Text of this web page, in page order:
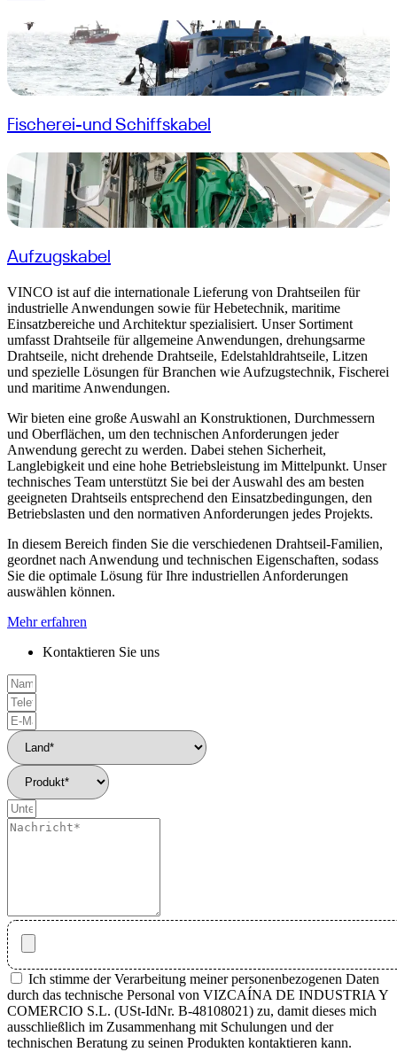
Fischerei-und Schiffskabel
Aufzugskabel
VINCO ist auf die internationale Lieferung von Drahtseilen für
industrielle Anwendungen sowie für Hebetechnik, maritime
Einsatzbereiche und Architektur spezialisiert. Unser Sortiment
umfasst Drahtseile für allgemeine Anwendungen, drehungsarme
Drahtseile, nicht drehende Drahtseile, Edelstahldrahtseile, Litzen
und spezielle Lösungen für Branchen wie Aufzugstechnik, Fischerei
und maritime Anwendungen.
Wir bieten eine große Auswahl an Konstruktionen, Durchmessern
und Oberflächen, um den technischen Anforderungen jeder
Anwendung gerecht zu werden. Dabei stehen Sicherheit,
Langlebigkeit und eine hohe Betriebsleistung im Mittelpunkt. Unser
technisches Team unterstützt Sie bei der Auswahl des am besten
geeigneten Drahtseils entsprechend den Einsatzbedingungen, den
Betriebslasten und den normativen Anforderungen jedes Projekts.
In diesem Bereich finden Sie die verschiedenen Drahtseil-Familien,
geordnet nach Anwendung und technischen Eigenschaften, sodass
Sie die optimale Lösung für Ihre industriellen Anforderungen
auswählen können.
Mehr erfahren
Kontaktieren Sie uns
Ich stimme der Verarbeitung meiner personenbezogenen Daten
durch das technische Personal von VIZCAÍNA DE INDUSTRIA Y
COMERCIO S.L. (USt-IdNr. B-48108021) zu, damit dieses mich
ausschließlich im Zusammenhang mit Schulungen und der
technischen Beratung zu seinen Produkten kontaktieren kann.